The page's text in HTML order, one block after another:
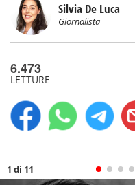
Silvia De Luca
Giornalista
6.473
LETTURE
1 di 11